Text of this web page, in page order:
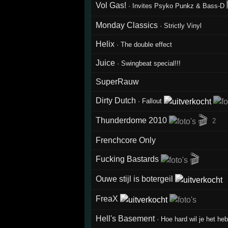
Vol Gas! · Invites Psyko Punkz & Bass-D
Monday Classics ·Strictly Vinyl
Helix ·The double effect
Juice ·Swingbeat special!!!
SuperRauw
Dirty Dutch · Fallout
Thunderdome 2010 🎬 2
Frenchcore Only
Fucking Bastards 🎬
Ouwe stijl is botergeil
FreaX
Hell's Basement · Hoe hard wil je het